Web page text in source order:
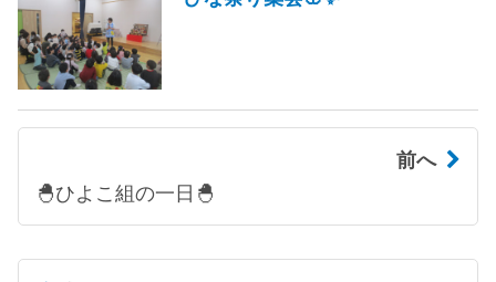
前へ
🐣ひよこ組の一日🐣